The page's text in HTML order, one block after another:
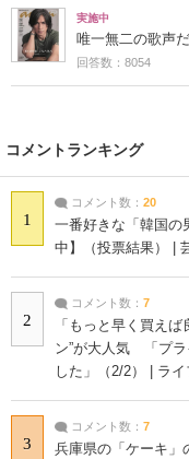
実施中
唯一無二の歌声
回答数：8054
コメントランキング
1
コメント数： 20
一番好きな「韓国の
中】（投票結果） |
2
コメント数： 7
「もっと早く買え
ン”が大人気 「プラ
した」（2/2） | ラ
3
コメント数： 7
兵庫県の「ケーキ